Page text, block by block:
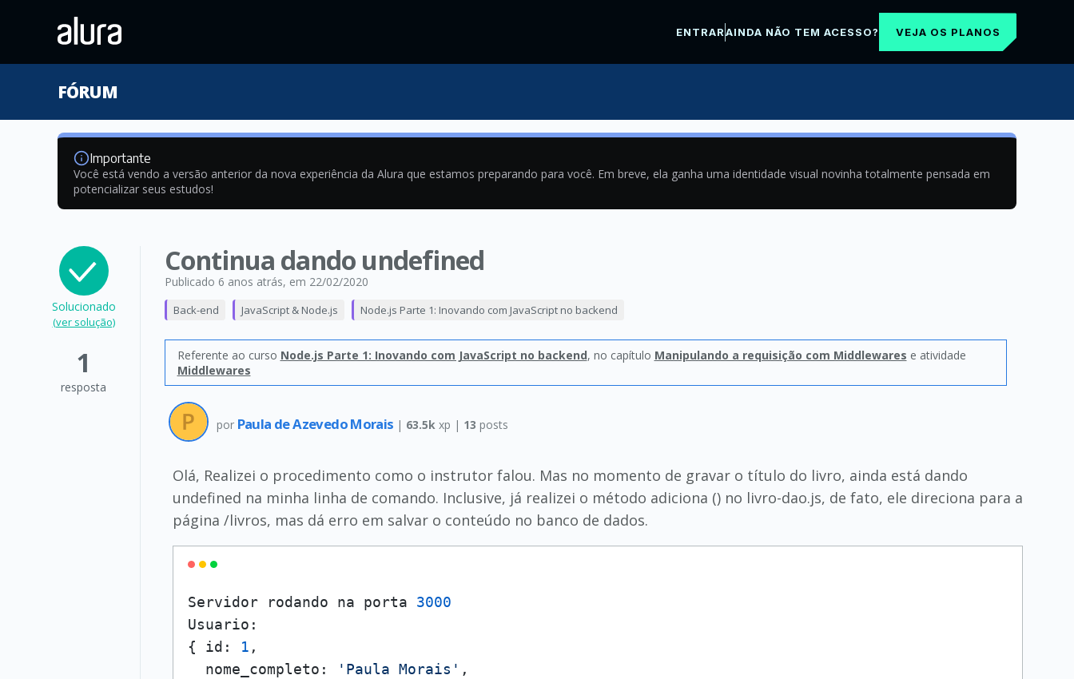
ENTRARAINDA NÃO TEM ACESSO? VEJA OS PLANOS
FÓRUM
Importante
Você está vendo a versão anterior da nova experiência da Alura que estamos preparando para você. Em breve, ela ganha uma identidade visual novinha totalmente pensada em
potencializar seus estudos!
Solucionado
(ver solução)
1
resposta
Continua dando undefined
Publicado 6 anos atrás, em 22/02/2020
Back-end JavaScript & Node.js Node.js Parte 1: Inovando com JavaScript no backend
Referente ao curso Node.js Parte 1: Inovando com JavaScript no backend, no capítulo Manipulando a requisição com Middlewares e atividade
Middlewares
por Paula de Azevedo Morais | 63.5k xp | 13 posts
Olá, Realizei o procedimento como o instrutor falou. Mas no momento de gravar o título do livro, ainda está dando
undefined na minha linha de comando. Inclusive, já realizei o método adiciona () no livro-dao.js, de fato, ele direciona para a
página /livros, mas dá erro em salvar o conteúdo no banco de dados.
Servidor rodando na porta 3000
Usuario:
{ id:
1 ,
  nome_completo:
'Paula Morais' ,